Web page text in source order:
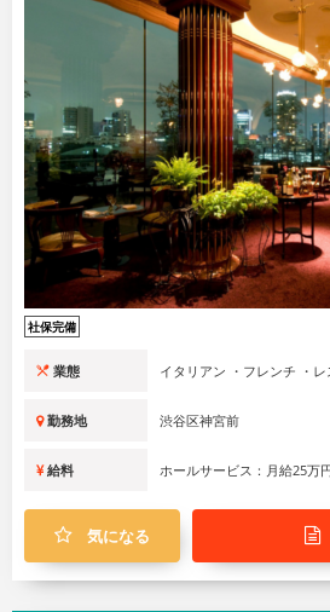
社保完備
業態 イタリアン ・フレンチ ・
勤務地 渋谷区神宮前
給料 ホールサービス：月給25万
気になる